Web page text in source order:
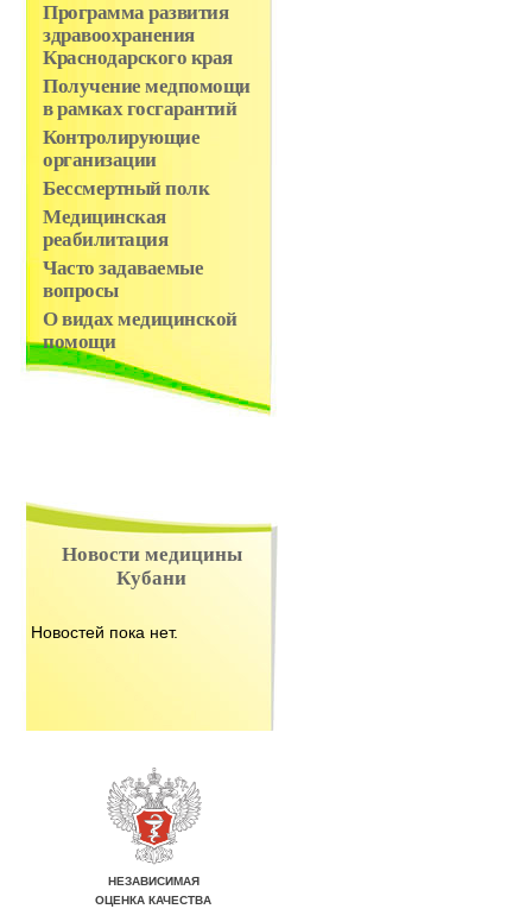
Программа развития
здравоохранения
Краснодарского края
Получение медпомощи
в рамках госгарантий
Контролирующие
организации
Бессмертный полк
Медицинская
реабилитация
Часто задаваемые
вопросы
О видах медицинской
помощи
Новости медицины
Кубани
Новостей пока нет.